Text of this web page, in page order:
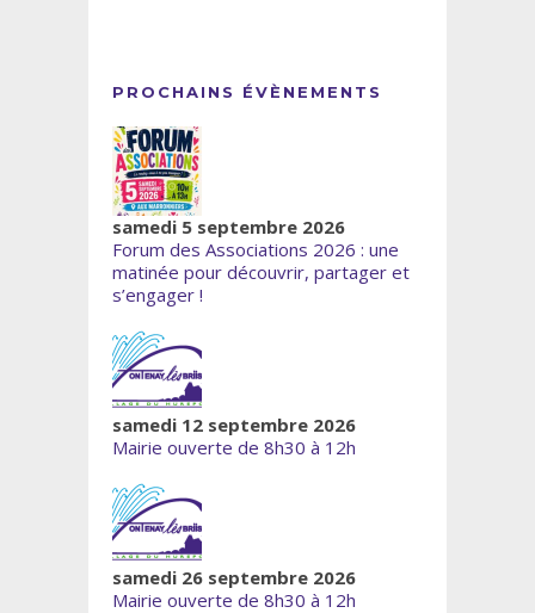
PROCHAINS ÉVÈNEMENTS
samedi 5 septembre 2026
Forum des Associations 2026 : une
matinée pour découvrir, partager et
s’engager !
samedi 12 septembre 2026
Mairie ouverte de 8h30 à 12h
samedi 26 septembre 2026
Mairie ouverte de 8h30 à 12h